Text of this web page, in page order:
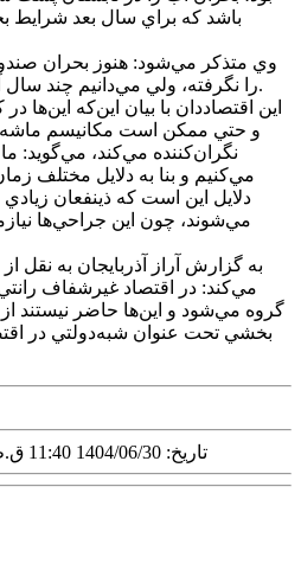
باشد که براي سال بعد
وي متذکر مي‌شود: هنوز بحران
را نگرفته، ولي مي‌دانيم چند سال آينده آن هم افزوده خواهد شد.
اين اقتصاددان با بيان اين‌که اين‌ها
و حتي ممکن است مکانيسم ماشه
نگران‌کننده مي‌کند، مي‌گويد:
مي‌کنيم و بنا به دلايل مختلف
دلايل اين است که ذينفعان
مي‌شوند، چون اين جراحي‌ها
به گزارش آراز آذربايجان به نقل
مي‌کند: در اقتصاد غيرشفاف
گروه مي‌شود و اين‌ها حاضر نيستند
بخشي تحت عنوان شبه‌دولتي در
تاریخ: 1404/06/30 11:40 ق.ظ |